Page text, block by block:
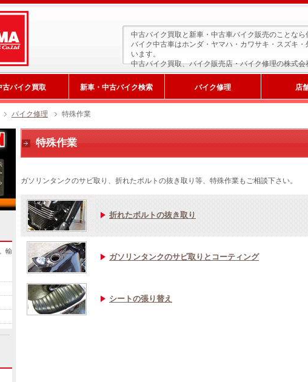
中古バイク買取と新車・中古車バイク販売のことなら
バイク中古車はホンダ・ヤマハ・カワサキ・スズキ
います。
中古バイク買取、バイク販売店・バイク修理の株式会
古バイク買取 新車・中古バイク検索 バイク修理 店
バイク修理 特殊作業
特殊作業
ガソリンタンクのサビ取り、折れたボルトの抜き取り等、特殊作業もご相談下さい。
折れたボルトの抜き取り
ガソリンタンクのサビ取りとコーティング
シートの張り替え
新車検索
輸